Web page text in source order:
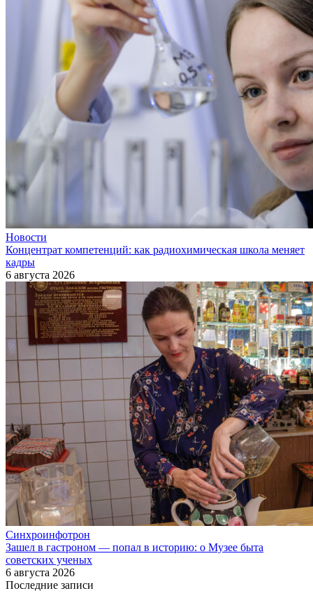
Новости
Концентрат компетенций: как радиохимическая школа меняет
кадры
6 августа 2026
Синхроинфотрон
Зашел в гастроном — попал в историю: о Музее быта
советских ученых
6 августа 2026
Последние записи